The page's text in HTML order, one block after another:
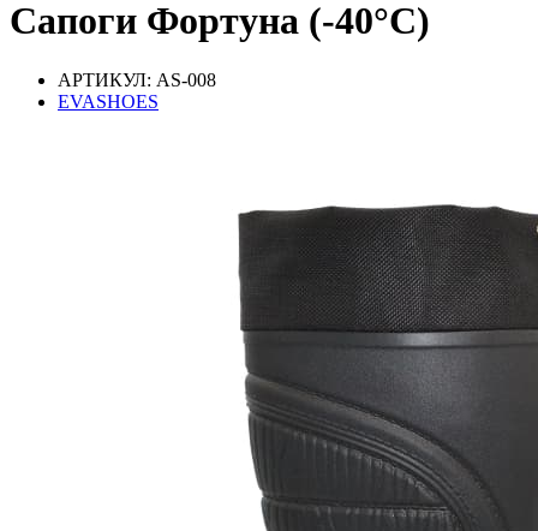
Сапоги Фортуна (-40°С)
АРТИКУЛ: AS-008
EVASHOES